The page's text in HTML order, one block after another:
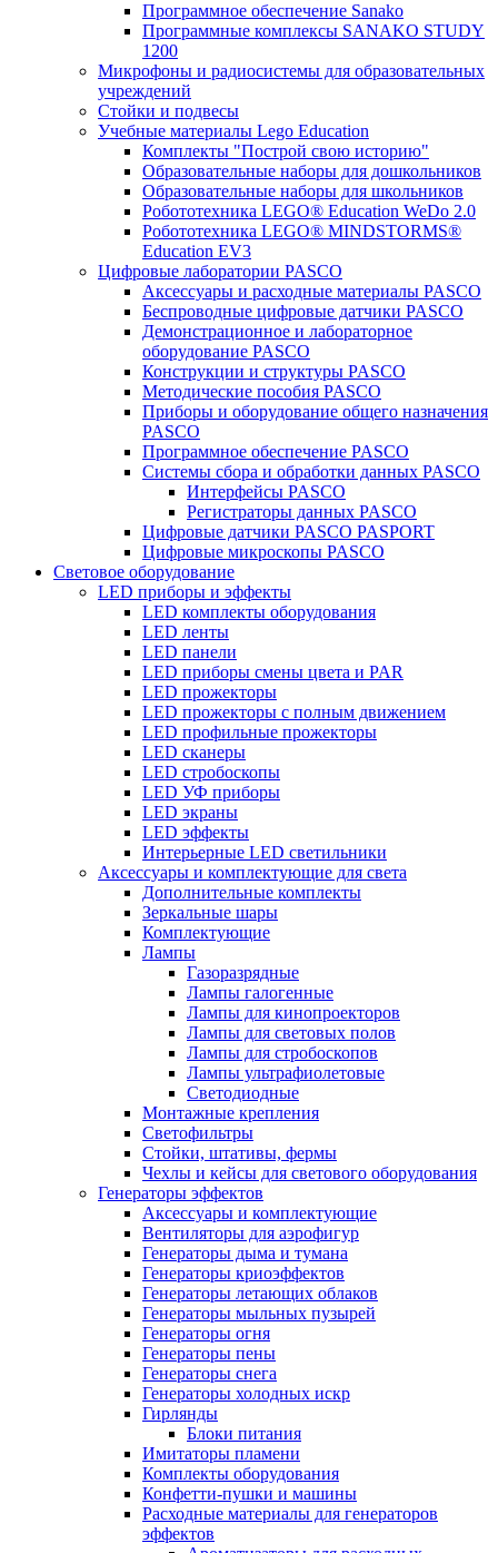
Программное обеспечение Sanako
Программные комплексы SANAKO STUDY
1200
Микрофоны и радиосистемы для образовательных
учреждений
Стойки и подвесы
Учебные материалы Lego Education
Комплекты "Построй свою историю"
Образовательные наборы для дошкольников
Образовательные наборы для школьников
Робототехника LEGO® Education WeDo 2.0
Робототехника LEGO® MINDSTORMS®
Education EV3
Цифровые лаборатории PASCO
Аксессуары и расходные материалы PASCO
Беспроводные цифровые датчики PASCO
Демонстрационное и лабораторное
оборудование PASCO
Конструкции и структуры PASCO
Методические пособия PASCO
Приборы и оборудование общего назначения
PASCO
Программное обеспечение PASCO
Системы сбора и обработки данных PASCO
Интерфейсы PASCO
Регистраторы данных PASCO
Цифровые датчики PASCO PASPORT
Цифровые микроскопы PASCO
Световое оборудование
LED приборы и эффекты
LED комплекты оборудования
LED ленты
LED панели
LED приборы смены цвета и PAR
LED прожекторы
LED прожекторы с полным движением
LED профильные прожекторы
LED сканеры
LED стробоскопы
LED УФ приборы
LED экраны
LED эффекты
Интерьерные LED светильники
Аксессуары и комплектующие для света
Дополнительные комплекты
Зеркальные шары
Комплектующие
Лампы
Газоразрядные
Лампы галогенные
Лампы для кинопроекторов
Лампы для световых полов
Лампы для стробоскопов
Лампы ультрафиолетовые
Светодиодные
Монтажные крепления
Светофильтры
Стойки, штативы, фермы
Чехлы и кейсы для светового оборудования
Генераторы эффектов
Аксессуары и комплектующие
Вентиляторы для аэрофигур
Генераторы дыма и тумана
Генераторы криоэффектов
Генераторы летающих облаков
Генераторы мыльных пузырей
Генераторы огня
Генераторы пены
Генераторы снега
Генераторы холодных искр
Гирлянды
Блоки питания
Имитаторы пламени
Комплекты оборудования
Конфетти-пушки и машины
Расходные материалы для генераторов
эффектов